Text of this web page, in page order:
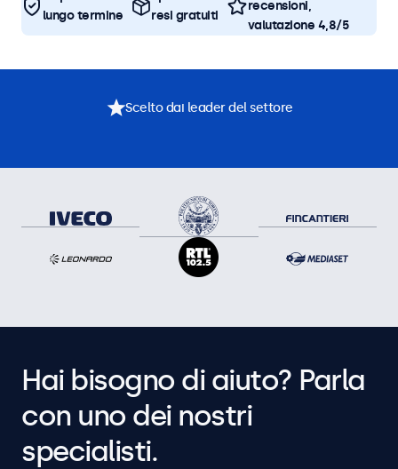
lungo termine
resi gratuiti
recensioni,
valutazione 4,8/5
Scelto dai leader del settore
Hai bisogno di aiuto? Parla
con uno dei nostri
specialisti.